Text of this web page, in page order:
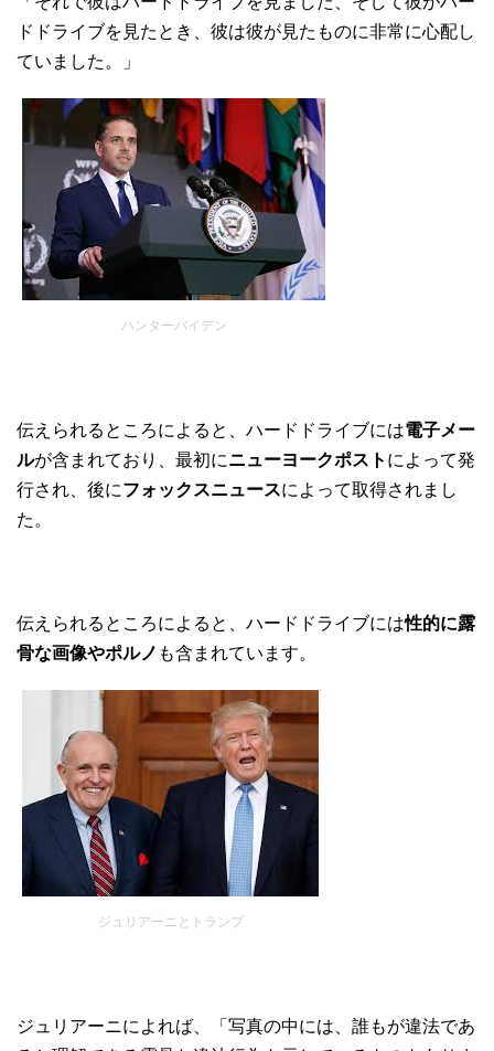
ドドライブを見たとき、彼は彼が見たものに非常に心配し
ていました。」
ハンターバイデン
伝えられるところによると、ハードドライブには電子メー
ルが含まれており、最初にニューヨークポスト によって発
行され、後にフォックスニュースによって取得されまし
た。
伝えられるところによると、ハードドライブには性的に露
骨な画像やポルノ も含まれています。
ジュリアーニとトランプ
ジュリアーニによれば、「写真の中には、誰もが違法であ